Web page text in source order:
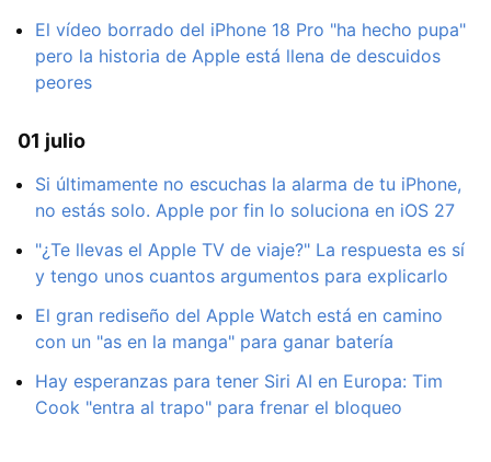
El vídeo borrado del iPhone 18 Pro "ha hecho pupa"
pero la historia de Apple está llena de descuidos
peores
01 julio
Si últimamente no escuchas la alarma de tu iPhone,
no estás solo. Apple por fin lo soluciona en iOS 27
"¿Te llevas el Apple TV de viaje?" La respuesta es sí
y tengo unos cuantos argumentos para explicarlo
El gran rediseño del Apple Watch está en camino
con un "as en la manga" para ganar batería
Hay esperanzas para tener Siri AI en Europa: Tim
Cook "entra al trapo" para frenar el bloqueo